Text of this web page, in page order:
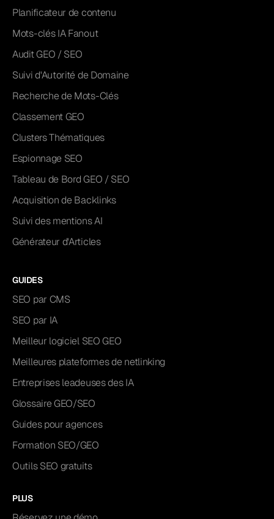
Planificateur de contenu
Mots-clés IA Fanout
Audit GEO / SEO
Suivi d'Autorité de Domaine
Recherche de Mots-Clés
Classement GEO
Clusters Thématiques
Espionnage SEO
Tableau de Bord GEO / SEO
Acquisition de Backlinks
Suivi des mentions AI
Générateur d'Articles
GUIDES
SEO par CMS
SEO par IA
Meilleur logiciel SEO GEO
Meilleures plateformes de netlinking
Entreprises leadeuses des IA
Glossaire GEO/SEO
Guides pour agences
Formation SEO/GEO
Outils SEO gratuits
PLUS